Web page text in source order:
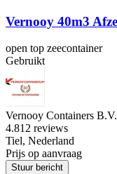
Vernooy 40m3
open top zeecontainer
Gebruikt
Vernooy Containers B.V.
4.812 reviews
Tiel, Nederland
Prijs op aanvraag
Stuur bericht